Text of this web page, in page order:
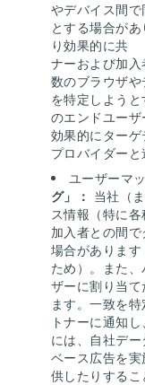
やデバイス間
とする場合が
り効果的に
ナーおよび加
数のブラウザ
を特定しよう
のエンドユー
効果的にター
プロバイダーと
ユーザー
グ」： 当社（
ス情報（特に
加入者との間
場合がありま
ため）。また
ザーに割り当
ます。一致を
トナーに通知
には、自社デ
ベース広告を
供したりするこ